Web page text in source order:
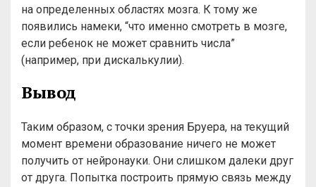
на определенных областях мозга. К тому же
появились намеки, “что именно смотреть в мозге,
если ребенок не может сравнить числа”
(например, при дискалькулии).
Вывод
Таким образом, с точки зрения Бруера, на текущий
момент времени образование ничего не может
получить от нейронауки. Они слишком далеки друг
от друга. Попытка построить прямую связь между